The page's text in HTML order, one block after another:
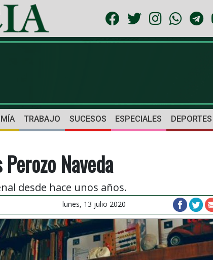
TRABAJO SUCESOS ESPECIALES DEPORTES
Naveda
desde hace unos años.
lunes, 13 julio 2020